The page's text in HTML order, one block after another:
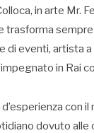
in arte Mr.
trasforma
di eventi, artista
in Rai
con
dovuto alle